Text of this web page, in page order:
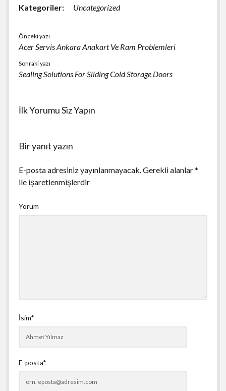
Kategoriler: Uncategorized
Önceki yazı
Acer Servis Ankara Anakart Ve Ram Problemleri
Sonraki yazı
Sealing Solutions For Sliding Cold Storage Doors
İlk Yorumu Siz Yapın
Bir yanıt yazın
E-posta adresiniz yayınlanmayacak.Gerekli alanlar*
ile işaretlenmişlerdir
Yorum
İsim*
E-posta*